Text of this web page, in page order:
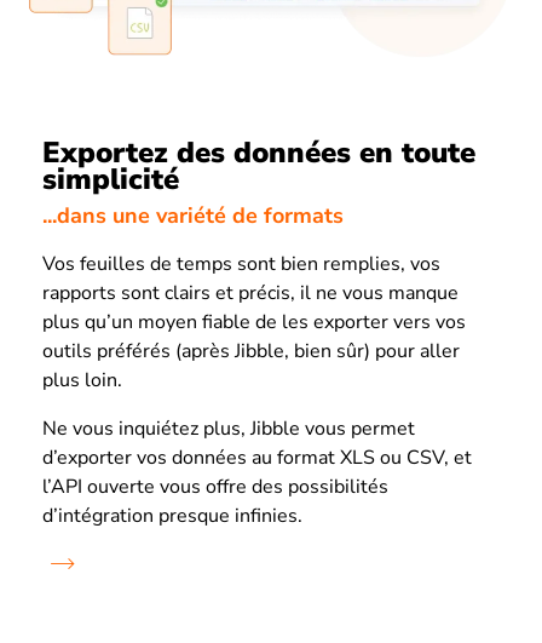
Exportez des données en toute
simplicité
...dans une variété de formats
Vos feuilles de temps sont bien remplies, vos
rapports sont clairs et précis, il ne vous manque
plus qu’un moyen fiable de les exporter vers vos
outils préférés (après Jibble, bien sûr) pour aller
plus loin.
Ne vous inquiétez plus, Jibble vous permet
d’exporter vos données au format XLS ou CSV, et
l’API ouverte vous offre des possibilités
d’intégration presque infinies.